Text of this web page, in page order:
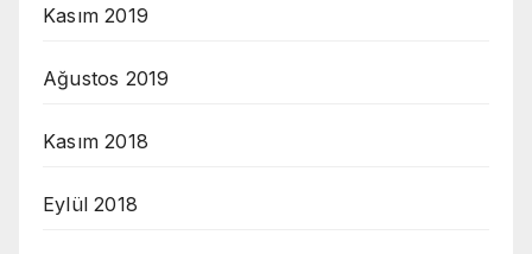
Kasım 2019
Ağustos 2019
Kasım 2018
Eylül 2018